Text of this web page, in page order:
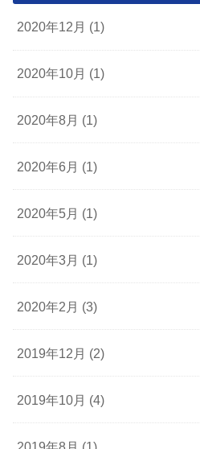
2020年12月 (1)
2020年10月 (1)
2020年8月 (1)
2020年6月 (1)
2020年5月 (1)
2020年3月 (1)
2020年2月 (3)
2019年12月 (2)
2019年10月 (4)